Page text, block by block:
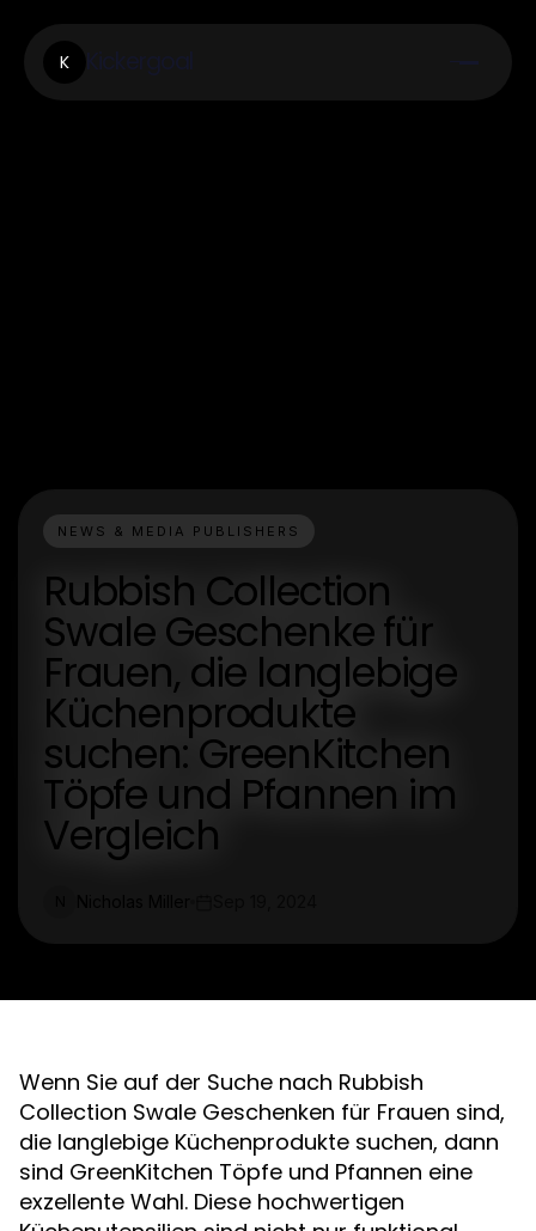
K
NEWS & MEDIA PUBLISHERS
Rubbish Collection
Swale Geschenke für
Frauen, die langlebige
Küchenprodukte
suchen: GreenKitchen
Töpfe und Pfannen im
Vergleich
Wenn Sie auf der Suche nach Rubbish
Collection Swale Geschenken für Frauen sind,
die langlebige Küchenprodukte suchen, dann
sind GreenKitchen Töpfe und Pfannen eine
exzellente Wahl. Diese hochwertigen